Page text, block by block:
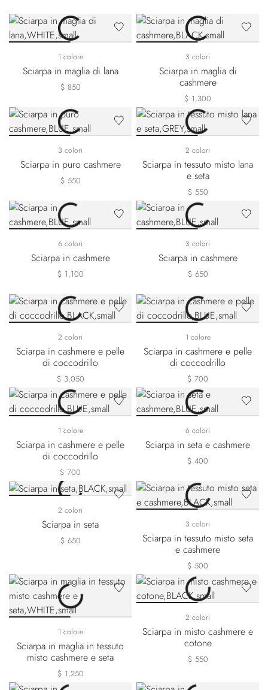
1 colore
Sciarpa in maglia di lana
$ 850
3 colori
Sciarpa in maglia di
cashmere
$ 1,300
3 colori
Sciarpa in puro cashmere
$ 550
2 colori
Sciarpa in tessuto misto lana
e seta
$ 550
6 colori
Sciarpa in cashmere
$ 1,100
3 colori
Sciarpa in cashmere
$ 650
2 colori
Sciarpa in cashmere e pelle
di coccodrillo
$ 3,050
1 colore
Sciarpa in cashmere e pelle
di coccodrillo
$ 700
1 colore
Sciarpa in cashmere e pelle
di coccodrillo
$ 700
6 colori
Sciarpa in seta e cashmere
$ 400
2 colori
Sciarpa in seta
$ 650
3 colori
Sciarpa in tessuto misto seta
e cashmere
$ 500
1 colore
Sciarpa in maglia in tessuto
misto cashmere e seta
$ 1,250
2 colori
Sciarpa in misto cashmere e
cotone
$ 550